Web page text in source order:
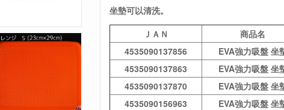
坐墊可以清洗。
ＪＡＮ
商品名
4535090137856
EVA強力吸盤 坐
4535090137863
EVA強力吸盤 坐
4535090137870
EVA強力吸盤 坐
4535090156963
EVA強力吸盤 坐